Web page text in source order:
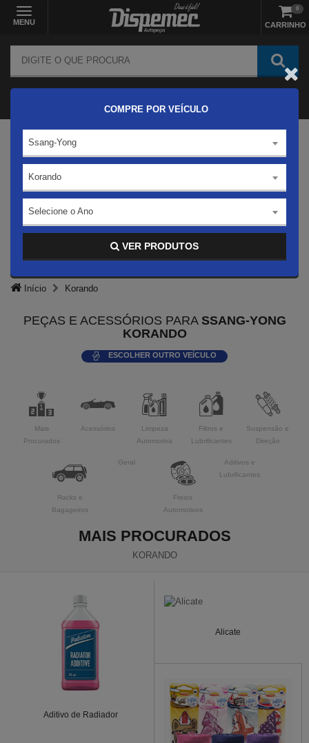
MENU CARRINHO
0
COMPRE POR VEÍCULO
Ssang-Yong
Korando
Selecione o Ano
VER PRODUTOS
Início Korando
PEÇAS E ACESSÓRIOS PARA SSANG-YONG
KORANDO
ESCOLHER OUTRO VEÍCULO
Mais
Procurados
Acessórios
Limpeza
Automotiva
Filtros e
Lubrificantes
Suspensão e
Direção
Racks e
Bagageiros
Geral
Freios
Automotivos
Aditivos e
Lubrificantes
MAIS PROCURADOS
KORANDO
Aditivo de Radiador
Alicate